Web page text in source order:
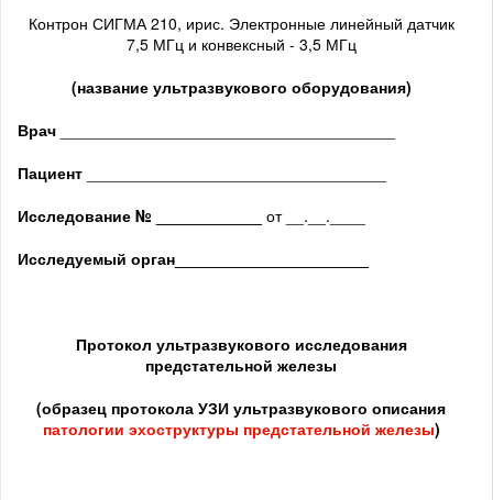
Контрон СИГМА 210, ирис. Электронные линейный датчик
7,5 МГц и конвексный - 3,5 МГц
(название ультразвукового оборудования)
Врач
Пациент
Исследование № ____________ от __.__.____
Исследуемый орган
Протокол ультразвукового исследования
предстательной железы
(образец протокола УЗИ ультразвукового описания
патологии эхоструктуры предстательной железы)